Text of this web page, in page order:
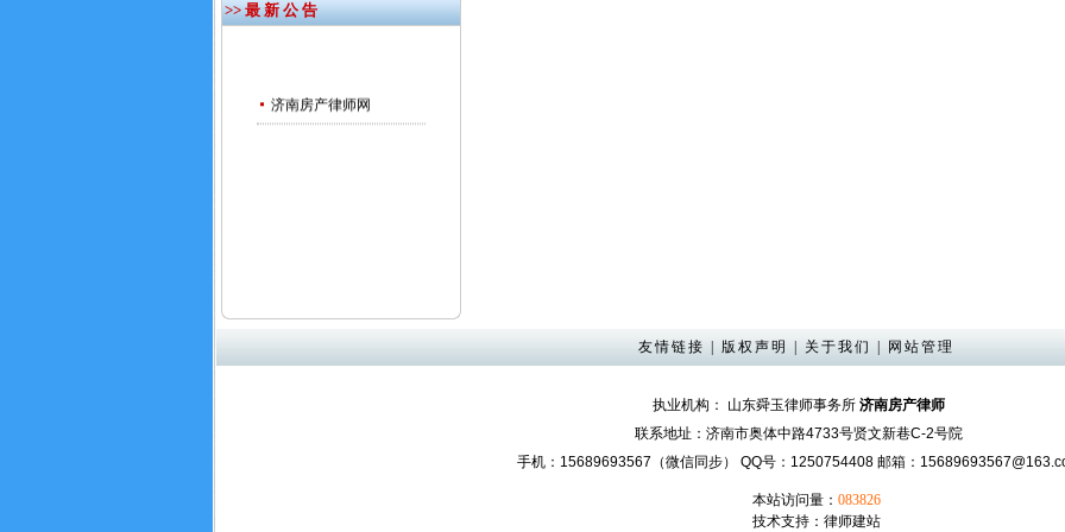
>> 最 新 公 告
济南房产律师网
友情链接 版权声明 关于我们 网站管理
执业机构： 山东舜玉律师事务所 济南房产律师
联系地址：济南市奥体中路4733号贤文新巷C-2号院
手机：15689693567（微信同步） QQ号：1250754408 邮箱：
本站访问量： 083826
技术支持： 律师建站